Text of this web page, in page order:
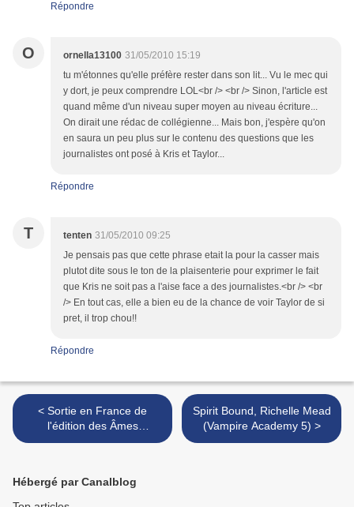
Répondre
O ornella13100 31/05/2010 15:19
tu m'étonnes qu'elle préfère rester dans son lit... Vu le mec qui
y dort, je peux comprendre LOL<br /> <br /> Sinon, l'article est
quand même d'un niveau super moyen au niveau écriture...
On dirait une rédac de collégienne... Mais bon, j'espère qu'on
en saura un peu plus sur le contenu des questions que les
journalistes ont posé à Kris et Taylor...
Répondre
T tenten 31/05/2010 09:25
Je pensais pas que cette phrase etait la pour la casser mais
plutot dite sous le ton de la plaisenterie pour exprimer le fait
que Kris ne soit pas a l'aise face a des journalistes.<br /> <br
/> En tout cas, elle a bien eu de la chance de voir Taylor de si
pret, il trop chou!!
Répondre
< Sortie en France de
l'édition des Âmes
Vagabondes avec le
Spirit Bound, Richelle Mead
(Vampire Academy 5) >
Hébergé par Canalblog